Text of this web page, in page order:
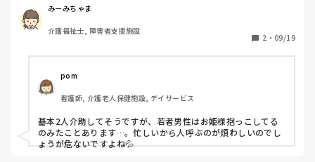
普通の片麻痺、拘縮もいたが、全介助だったので一部介助が
全く慣れない。ましてや麻痺の方は、意思疎通が1人もいな
かったしなー。
パッド交換の時は、2人介助入りますが、1人トランスもあり
ますね。勿論できる時はできますが、まだなれません。因み
に、立つ気がない片麻痺の利用者、体重ありすぎ。体も大き
い。
けど、以前の老健では、未経験、無資格でも、2週間くらい
おろしてました。今考えると危険でしかありません(^o^;)
みーみちゃま
介護福祉士, 障害者支援施設
2 ・ 09/19
pom
看護師, 介護老人保健施設, デイサービス
基本2人介助してそうですが、若者男性はお姫様抱っこしてる
のみたことあります…。忙しいから人呼ぶのが煩わしいのでし
ょうが危ないですよね💦